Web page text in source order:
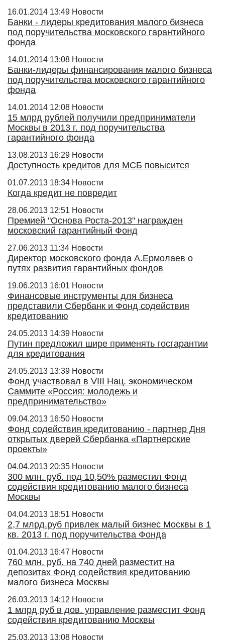
16.01.2014 13:49 Новости
Банки - лидеры кредитования малого бизнеса
под поручительства московского гарантийного
фонда
14.01.2014 13:08 Новости
Банки-лидеры финансирования малого бизнеса
под поручительства московского гарантийного
фонда
14.01.2014 12:08 Новости
15 млрд рублей получили предприниматели
Москвы в 2013 г. под поручительства
гарантийного фонда
13.08.2013 16:29 Новости
Доступность кредитов для МСБ повысится
01.07.2013 18:34 Новости
Когда кредит не повредит
28.06.2013 12:51 Новости
Премией "Основа Роста-2013" награжден
московский гарантийный Фонд
27.06.2013 11:34 Новости
Директор московского фонда А.Ермолаев о
путях развития гарантийных фондов
19.06.2013 16:01 Новости
Финансовые инструменты для бизнеса
представили Сбербанк и Фонд содействия
кредитованию
24.05.2013 14:39 Новости
Путин предложил шире применять госгарантии
для кредитования
24.05.2013 13:39 Новости
Фонд участвовал в VIII Нац. экономическом
Саммите «Россия: молодежь и
предпринимательство»
09.04.2013 16:50 Новости
Фонд содействия кредитованию - партнер Дня
открытых дверей Сбербанка «Партнерские
проекты»
04.04.2013 20:35 Новости
300 млн. руб. под 10,50% разместил Фонд
содействия кредитованию малого бизнеса
Москвы
04.04.2013 18:51 Новости
2,7 млрд.руб привлек малый бизнес Москвы в 1
кв. 2013 г. под поручительства Фонда
01.04.2013 16:47 Новости
760 млн. руб. на 740 дней разместит на
депозитах Фонд содействия кредитованию
малого бизнеса Москвы
26.03.2013 14:12 Новости
1 млрд руб в дов. управление разместит Фонд
содействия кредитованию Москвы
25.03.2013 13:08 Новости